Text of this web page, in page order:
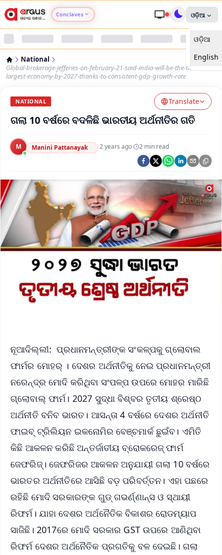
Conclaves
Argus Nari Shakti
Argus Health Connect
Argus Swaad Odisha
ଓଡ଼ିଆ
ଓଡ଼ିଆ
English
National
Global-brokerage-jefferies-on-february-21-said-india-will-be-the-third-
largest-economy-by-2027-thanks-to-consistent-gdp-growth-rate
NATIONAL Translate
ଗଲା 10 ବର୍ଷରେ ବଦଳିଛି ଭାରତୀୟ ଅର୍ଥନୀତିର ଗତି
M Manini Pattanayak ·2 years ago· 2 min read
ନୂଆଦିଲ୍ଲୀ: ପ୍ରଧାନମନ୍ତ୍ରୀଙ୍କ ସଂକଳ୍ପକୁ ଗ୍ଲୋବାଲ
ଫାର୍ମର ମୋହର୍ । ଦେଶର ଅର୍ଥନୀତିକୁ ନେଇ ପ୍ରଧାନମନ୍ତ୍ରୀ
ନରେନ୍ଦ୍ର ମୋଦି କରିଥିବା ସଂପଳ୍ପ ଉପରେ ମୋହର ମାରିଛି
ଗ୍ଲୋବାଲ୍ ଫାର୍ମ। 2027 ସୁଦ୍ଧା ବିଶ୍ବର ତୃତୀୟ ଶ୍ରେଷ୍ଠ
ଅର୍ଥନୀତି ବନିବ ଭାରତ। ଆସନ୍ତା 4 ବର୍ଷରେ ଦେଶର ଅର୍ଥନୀତି
ଫାଇବ୍ ଟ୍ରିଲିୟନ ଇକନୋମିର ବେଞ୍ଚମାର୍କ ଛୁଇଁବ। ଏମିତି
କିଛି ଆକଳନ କରିଛି ଅନ୍ତର୍ଜାତୀୟ ବ୍ରୋକରେଜ୍ ଫାର୍ମ
ଜେଫରିଜ୍। ଜେଫରିଜର ଆକଳନ ଅନୁଯାୟୀ ଗଲା 10 ବର୍ଷରେ
ଭାରତର ଅର୍ଥନୀତିରେ ଆସିଛି ବଡ଼ ପରିବର୍ତ୍ତନ। ଏହା ପଛରେ
ରହିଛି ମୋଦି ସରକାରଙ୍କ ଗୁଡ୍ ଗଭର୍ଣ୍ଣାନ୍ସ ଓ ସ୍ଥାୟୀ
ରିଫର୍ମ। ଯାହା ଦେଶର ଅର୍ଥନୈତିକ ବିକାଶର ରୋଡମ୍ୟାପ
ସାଜିଛି। 2017ରେ ମୋଦି ସରକାର GST ଉପରେ ଆଣିଥିବା
ରିଫର୍ମ ଦେଶର ଅର୍ଥନୈତିକ ପ୍ରଗତିକୁ ବଳ ଦେଇଛି। ଗଲା